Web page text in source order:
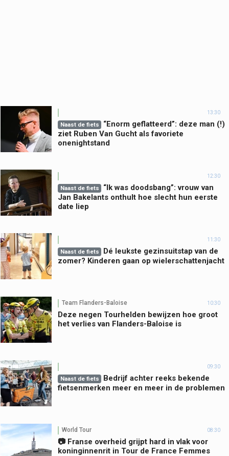
13:30
Naast de fiets
“Enorm geflatteerd”: deze man (!)
ziet Ruben Van Gucht als favoriete
onenightstand
12:30
Naast de fiets
“Ik was doodsbang”: vrouw van
Jan Bakelants onthult hoe slecht hun eerste
date liep
11:30
Naast de fiets
Dé leukste gezinsuitstap van de
zomer? Kinderen gaan op wielerschattenjacht
Team Flanders-Baloise 10:30
Deze negen Tourhelden bewijzen hoe groot
het verlies van Flanders-Baloise is
09:30
Naast de fiets
Bedrijf achter reeks bekende
fietsenmerken meer en meer in de problemen
World Tour 08:30
📷 Franse overheid grijpt hard in vlak voor
koninginnenrit in Tour de France Femmes